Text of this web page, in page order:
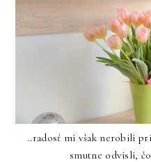
..radosť mi však nerobili
smutne odvisli,